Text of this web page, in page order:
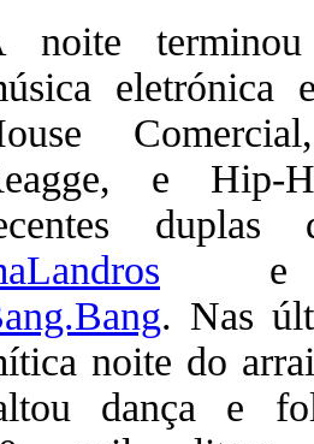
noite
eletrónica
e Hip-
. Nas
noite do
dança e